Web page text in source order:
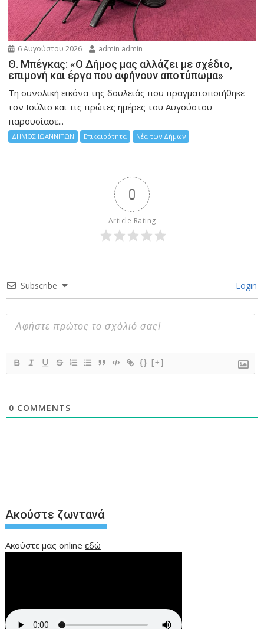
6 Αυγούστου 2026 admin admin
Θ. Μπέγκας: «Ο Δήμος μας αλλάζει με σχέδιο,
επιμονή και έργα που αφήνουν αποτύπωμα»
Τη συνολική εικόνα της δουλειάς που πραγματοποιήθηκε
τον Ιούλιο και τις πρώτες ημέρες του Αυγούστου
παρουσίασε...
ΔΗΜΟΣ ΙΩΑΝΝΙΤΩΝ Επικαιρότητα Νέα των Δήμων
0
Article Rating
Subscribe Login
{} [+]
0 COMMENTS
Ακούστε ζωντανά
Ακούστε μας onlineεδώ